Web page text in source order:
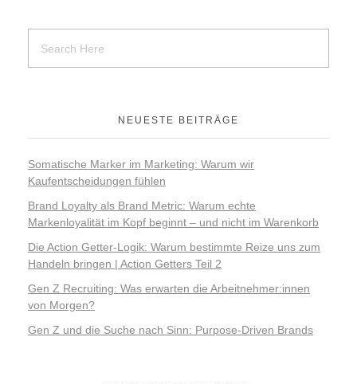
NEUESTE BEITRÄGE
Somatische Marker im Marketing: Warum wir
Kaufentscheidungen fühlen
Brand Loyalty als Brand Metric: Warum echte
Markenloyalität im Kopf beginnt – und nicht im Warenkorb
Die Action Getter-Logik: Warum bestimmte Reize uns zum
Handeln bringen | Action Getters Teil 2
Gen Z Recruiting: Was erwarten die Arbeitnehmer:innen
von Morgen?
Gen Z und die Suche nach Sinn: Purpose-Driven Brands